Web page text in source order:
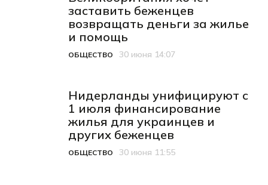
заставить беженцев
возвращать деньги за жилье
и помощь
Категория
ОБЩЕСТВО
Дата публикации
30 июня 14:07
Нидерланды унифицируют с
1 июля финансирование
жилья для украинцев и
других беженцев
Категория
ОБЩЕСТВО
Дата публикации
30 июня 11:55